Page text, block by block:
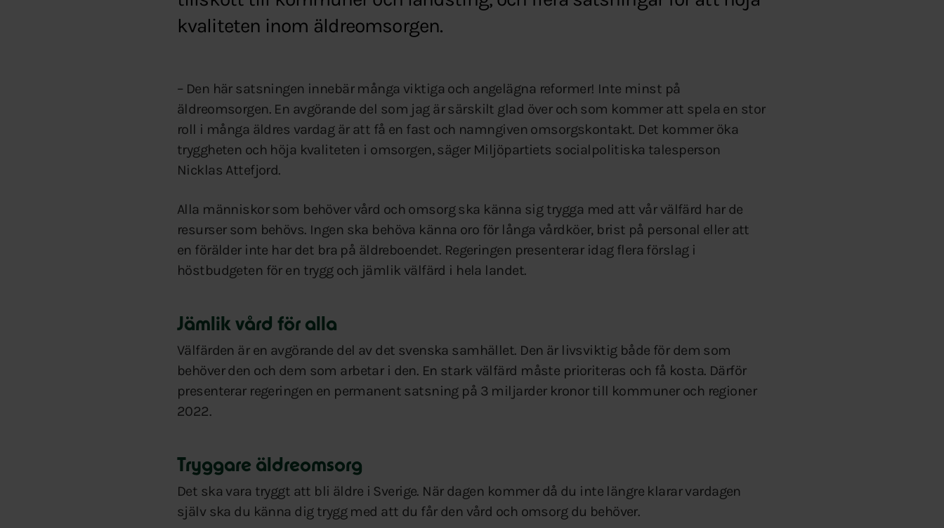
kvaliteten inom äldreomsorgen.
– Den här satsningen innebär många viktiga och angelägna reformer! Inte minst på
äldreomsorgen. En avgörande del som jag är särskilt glad över och som kommer att spela en stor
roll i många äldres vardag är att få en fast och namngiven omsorgskontakt. Det kommer öka
tryggheten och höja kvaliteten i omsorgen, säger Miljöpartiets socialpolitiska talesperson
Nicklas Attefjord.
Alla människor som behöver vård och omsorg ska känna sig trygga med att vår välfärd har de
resurser som behövs. Ingen ska behöva känna oro för långa vårdköer, brist på personal eller att
en förälder inte har det bra på äldreboendet. Regeringen presenterar idag flera förslag i
höstbudgeten för en trygg och jämlik välfärd i hela landet.
Jämlik vård för alla
Välfärden är en avgörande del av det svenska samhället. Den är livsviktig både för dem som
behöver den och dem som arbetar i den. En stark välfärd måste prioriteras och få kosta. Därför
presenterar regeringen en permanent satsning på 3 miljarder kronor till kommuner och regioner
2022.
Tryggare äldreomsorg
Det ska vara tryggt att bli äldre i Sverige. När dagen kommer då du inte längre klarar vardagen
själv ska du känna dig trygg med att du får den vård och omsorg du behöver.